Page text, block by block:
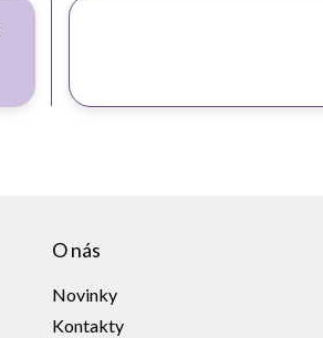
O nás
Novinky
Kontakty